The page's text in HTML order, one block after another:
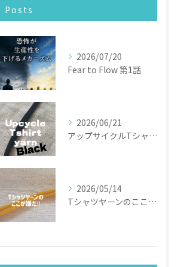
Posts
2026/07/20
Fear to Flow 第1話
2026/06/21
アップサイクルTシャツヤーン
2026/05/14
Tシャツヤーンのここが嫌だ